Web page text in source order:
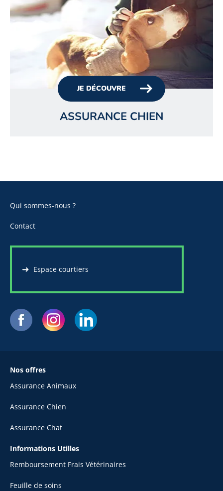
JE DÉCOUVRE
ASSURANCE CHIEN
Qui sommes-nous ?
Contact
Espace courtiers
Nos offres
Assurance Animaux
Assurance Chien
Assurance Chat
Informations Utilles
Remboursement Frais Vétérinaires
Feuille de soins